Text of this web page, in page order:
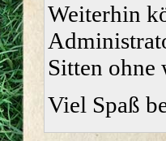
Weiterhin
Sitten ohne
Viel Spaß